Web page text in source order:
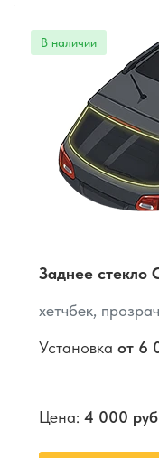
Заднее стекло
хетчбек,
Установка от 6
Цена: 4 000